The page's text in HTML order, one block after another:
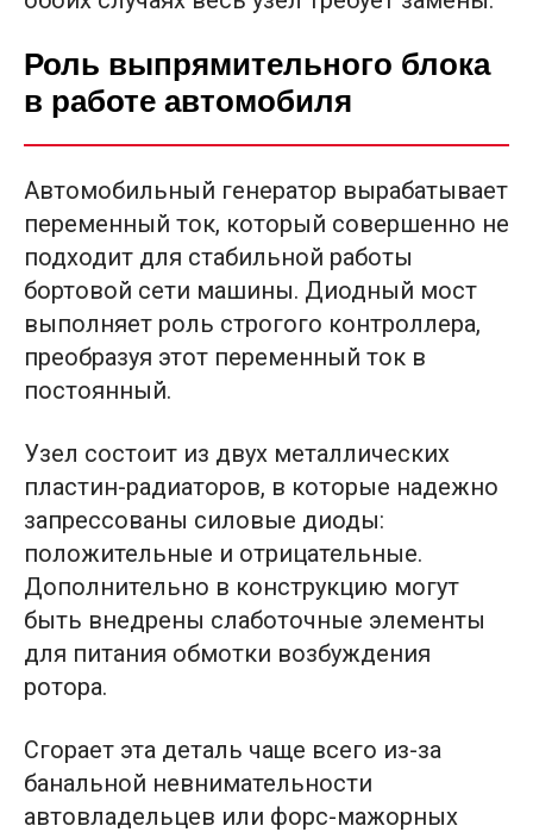
Роль выпрямительного блока
в работе автомобиля
Автомобильный генератор вырабатывает
переменный ток, который совершенно не
подходит для стабильной работы
бортовой сети машины. Диодный мост
выполняет роль строгого контроллера,
преобразуя этот переменный ток в
постоянный.
Узел состоит из двух металлических
пластин-радиаторов, в которые надежно
запрессованы силовые диоды:
положительные и отрицательные.
Дополнительно в конструкцию могут
быть внедрены слаботочные элементы
для питания обмотки возбуждения
ротора.
Сгорает эта деталь чаще всего из-за
банальной невнимательности
автовладельцев или форс-мажорных